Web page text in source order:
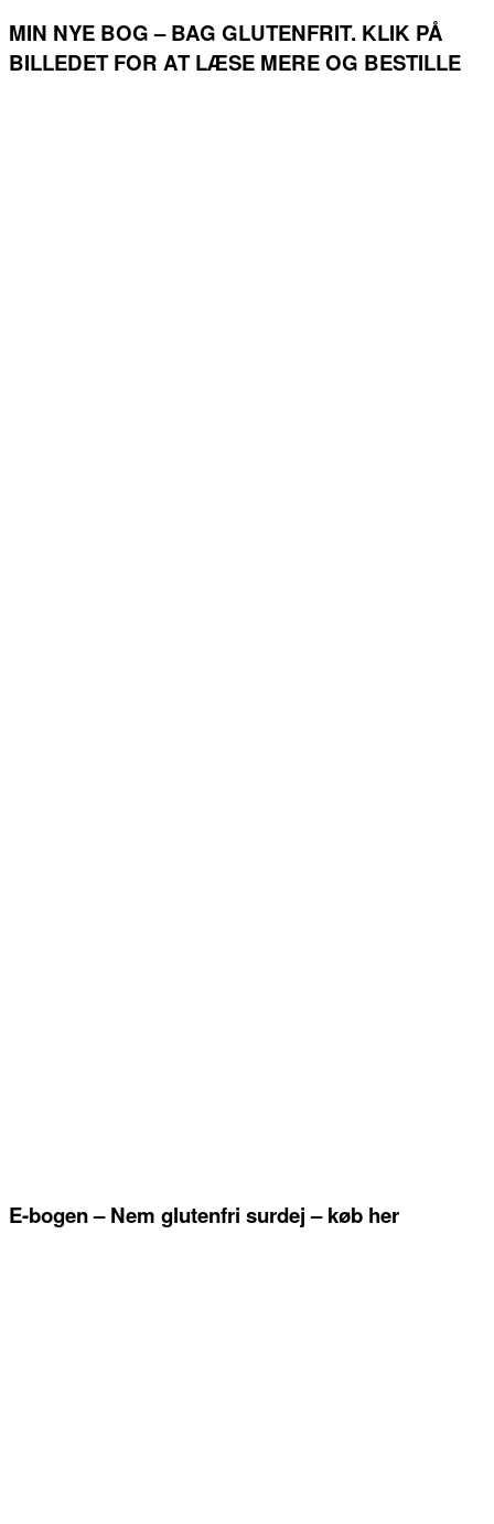
MIN NYE BOG – BAG GLUTENFRIT. KLIK PÅ
BILLEDET FOR AT LÆSE MERE OG BESTILLE
E-bogen – Nem glutenfri surdej – køb her